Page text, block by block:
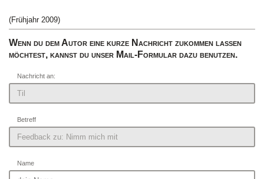
(Frühjahr 2009)
Wenn du dem Autor eine kurze Nachricht zukommen lassen
möchtest, kannst du unser Mail-Formular dazu benutzen.
Nachricht an:
Betreff
Name